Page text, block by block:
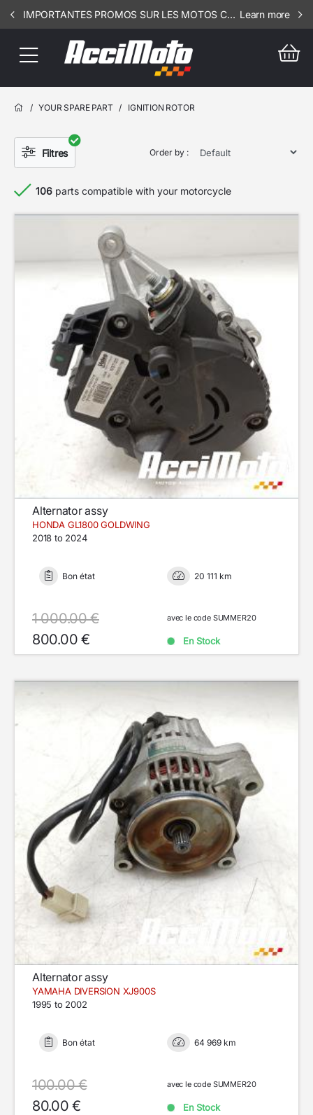
IMPORTANTES PROMOS SUR LES MOTOS COMPLETES !!! CONSULTEZ NOS ANNONCES ----- MOTO - RSV - 3106 Learn more
/ YOUR SPARE PART / IGNITION ROTOR
Filtres Order by :
106 parts compatible with your motorcycle
Alternator assy
HONDA GL1800 GOLDWING
2018 to 2024
Bon état 20 111 km
1 000.00 €
800.00 €
avec le code SUMMER20
En Stock
Alternator assy
YAMAHA DIVERSION XJ900S
1995 to 2002
Bon état 64 969 km
100.00 €
80.00 €
avec le code SUMMER20
En Stock